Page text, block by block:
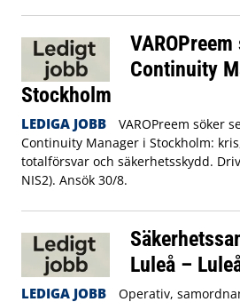
Continuity
Stockholm
LEDIGA JOBB
VAROPreem söker
Continuity Manager i Stockholm:
totalförsvar och säkerhetsskydd.
NIS2). Ansök 30/8.
Luleå –
LEDIGA JOBB Operativ,